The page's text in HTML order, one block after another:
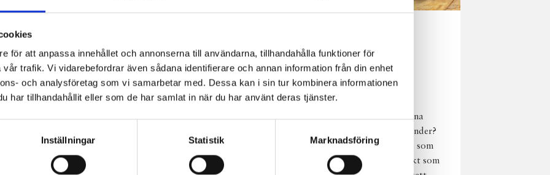
för att anpassa innehållet och annonserna till användarna, tillhandahålla funktioner för
trafik. Vi vidarebefordrar även sådana identifierare och annan information från din enhet
och analysföretag som vi samarbetar med. Dessa kan i sin tur kombinera informationen
har tillhandahållit eller som de har samlat in när du har använt deras tjänster.
Inställningar Statistik Marknadsföring
njutning i alla
väder
Har du provat
chokladmjölk från dina
norrländska mjölkbönder?
Den är lika god varm som
kall och passar perfekt som